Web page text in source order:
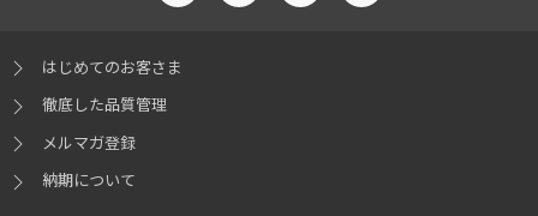
はじめてのお客さま
徹底した品質管理
メルマガ登録
納期について